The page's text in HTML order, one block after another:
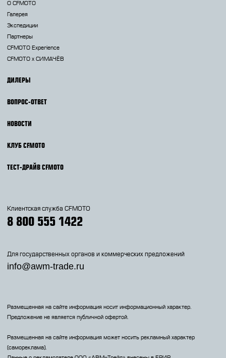
О CFMOTO
Галерея
Экспедиции
Партнеры
CFMOTO Experience
CFMOTO х СИМАЧЁВ
ДИЛЕРЫ
ВОПРОС-ОТВЕТ
НОВОСТИ
КЛУБ CFMOTO
ТЕСТ-ДРАЙВ CFMOTO
Клиентская служба CFMOTO
8 800 555 1422
Для государственных органов и коммерческих предложений
info@awm-trade.ru
Размещенная на сайте информация носит информационный характер.
Предложение не является публичной офертой.
Размещенная на сайте информация может носить рекламный характер
(самореклама).